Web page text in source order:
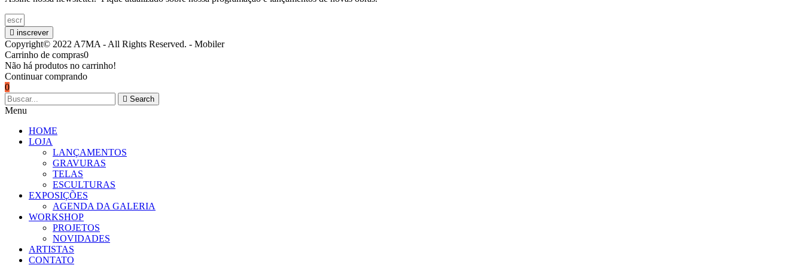
inscrever
Copyright© 2022 A7MA - All Rights Reserved. - Mobiler
Carrinho de compras0
Não há produtos no carrinho!
Continuar comprando
0
Search
Menu
HOME
LOJA
LANÇAMENTOS
GRAVURAS
TELAS
ESCULTURAS
EXPOSIÇÕES
AGENDA DA GALERIA
WORKSHOP
PROJETOS
NOVIDADES
ARTISTAS
CONTATO